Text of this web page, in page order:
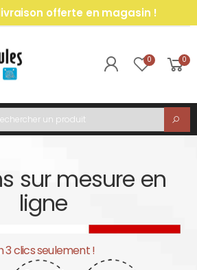
offerte en magasin !
0 0
menu
sur mesure en
ligne
3 clics seulement !